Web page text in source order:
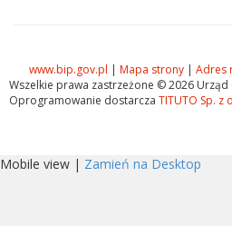
www.bip.gov.pl | Mapa strony | Adres
Wszelkie prawa zastrzeżone © 2026 Urząd
Oprogramowanie dostarcza TITUTO Sp. z
Mobile view | Zamień na Desktop